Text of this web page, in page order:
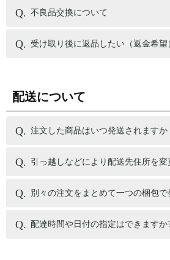
不良品交換について
受け取り後に返品したい（返金希望
配送について
注文した商品はいつ発送されますか
引っ越しなどにより配送先住所を
別々の注文をまとめて一つの梱包
配達時間や日付の指定はできますか